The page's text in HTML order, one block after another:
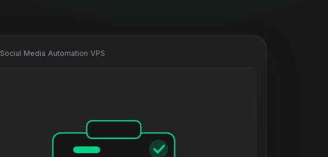
Social Media Automation VPS